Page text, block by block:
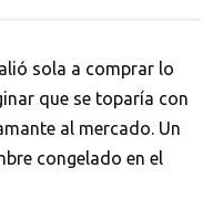
sola a comprar lo
que se toparía con
al mercado. Un
congelado en el